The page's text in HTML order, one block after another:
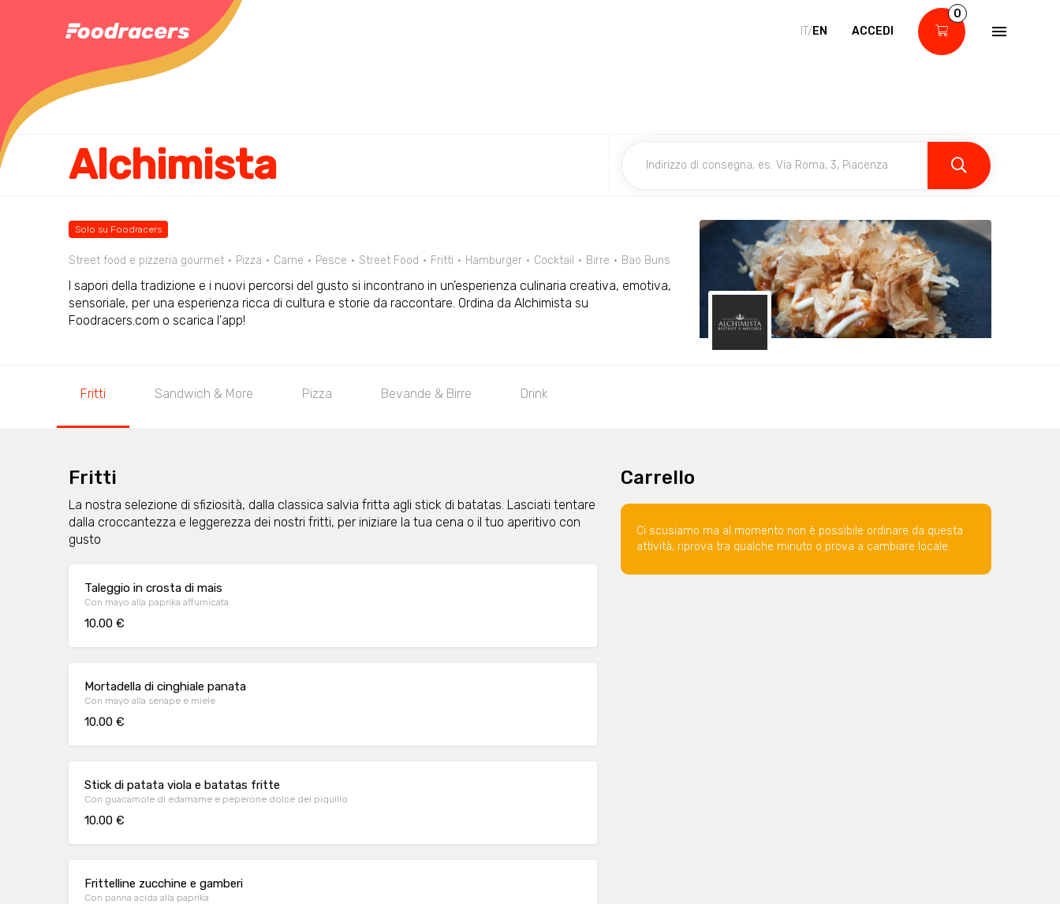
IT/EN ACCEDI
0
Alchimista
Solo su Foodracers
Street food e pizzeria gourmet Pizza Carne Pesce Street Food Fritti Hamburger Cocktail Birre Bao Buns
I sapori della tradizione e i nuovi percorsi del gusto si incontrano in un’esperienza culinaria creativa, emotiva,
sensoriale, per una esperienza ricca di cultura e storie da raccontare. Ordina da Alchimista su
Foodracers.com o scarica l'app!
Fritti Sandwich & More Pizza Bevande & Birre Drink
Fritti
La nostra selezione di sfiziosità, dalla classica salvia fritta agli stick di batatas. Lasciati tentare
dalla croccantezza e leggerezza dei nostri fritti, per iniziare la tua cena o il tuo aperitivo con
gusto
Taleggio in crosta di mais
Con mayo alla paprika affumicata
10.00 €
Mortadella di cinghiale panata
Con mayo alla senape e miele
10.00 €
Stick di patata viola e batatas fritte
Con guacamole di edamame e peperone dolce del piquillo
10.00 €
Frittelline zucchine e gamberi
Con panna acida alla paprika
Carrello
Ci scusiamo ma al momento non è possibile ordinare da questa
attività, riprova tra qualche minuto o prova a cambiare locale.